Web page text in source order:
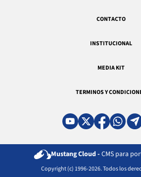
CONTACTO
INSTITUCIONAL
MEDIA KIT
TERMINOS Y
Mustang Cloud - CMS para
Copyright (c) 1996-2026. Todos los